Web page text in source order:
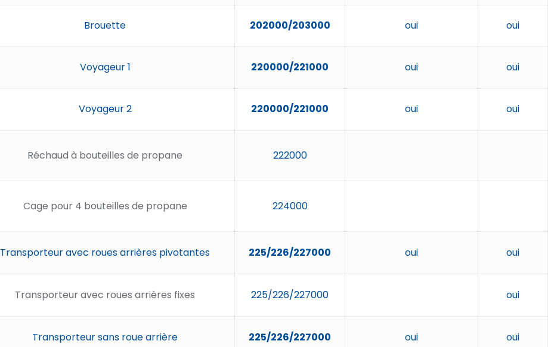
Brouette 202000/203000 oui oui
Voyageur 1 220000/221000 oui oui
Voyageur 2 220000/221000 oui oui
Réchaud à bouteilles de propane 222000
Cage pour 4 bouteilles de propane 224000
Transporteur avec roues arrières pivotantes 225/226/227000 oui oui
Transporteur avec roues arrières fixes 225/226/227000 oui
Transporteur sans roue arrière 225/226/227000 oui oui